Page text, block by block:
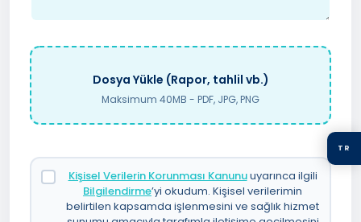
TR
Dosya Yükle (Rapor, tahlil vb.)
Maksimum 40MB - PDF, JPG, PNG
Kişisel Verilerin Korunması Kanunuuyarınca ilgili
Bilgilendirme’yi okudum. Kişisel verilerimin
belirtilen kapsamda işlenmesini ve sağlık hizmet